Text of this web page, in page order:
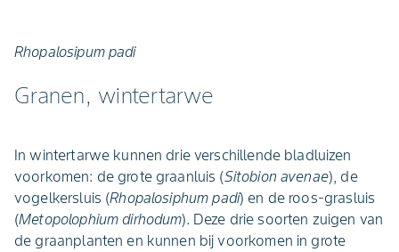
Rhopalosipum padi
Granen, wintertarwe
In wintertarwe kunnen drie verschillende bladluizen
voorkomen: de grote graanluis (Sitobion avenae), de
vogelkersluis (Rhopalosiphum padi) en de roos-grasluis
(Metopolophium dirhodum). Deze drie soorten zuigen van
de graanplanten en kunnen bij voorkomen in grote